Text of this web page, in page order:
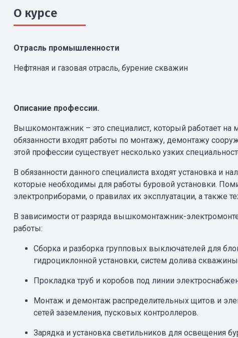
О курсе
Отрасль промышленности
Нефтяная и газовая отрасль, бурение скважин
Описание профессии.
Вышкомонтажник – это специалист, который работает на
обязанности входят работы по монтажу, демонтажу
этой профессии существует несколько узких
В обязанности данного специалиста входят установка и
которые необходимы для работы буровой установки.
электроприборами, о правилах их эксплуатации, а также
В зависимости от разряда вышкомонтажник-
работы:
Сборка и разборка групповых выключателей для
гидроциклонной установки, систем долива
Прокладка труб и коробов под линии
Монтаж и демонтаж распределительных щитов и
сетей заземления, пусковых контроллеров.
Зарядка и установка светильников для освещения